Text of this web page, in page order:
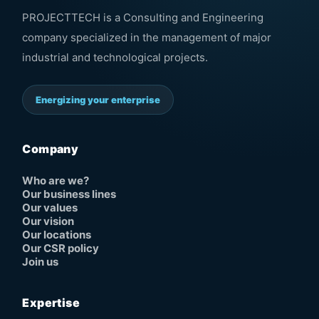
PROJECTTECH is a Consulting and Engineering
company specialized in the management of major
industrial and technological projects.
Energizing your enterprise
Company
Who are we?
Our business lines
Our values
Our vision
Our locations
Our CSR policy
Join us
Expertise